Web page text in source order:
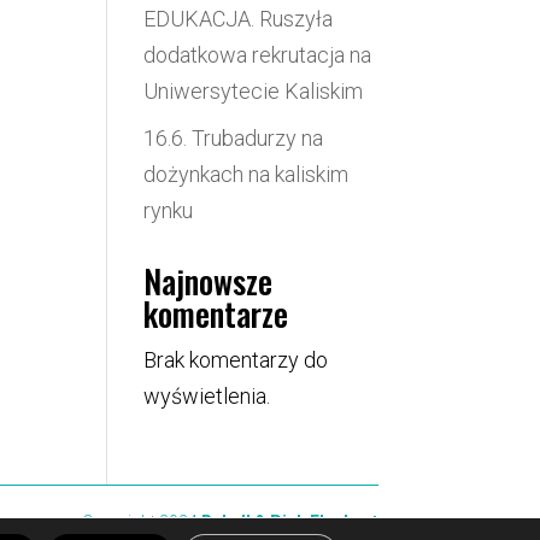
EDUKACJA. Ruszyła
dodatkowa rekrutacja na
Uniwersytecie Kaliskim
16.6. Trubadurzy na
dożynkach na kaliskim
rynku
Najnowsze
komentarze
Brak komentarzy do
wyświetlenia.
Copyright 2024Rebell & Pink Elephant